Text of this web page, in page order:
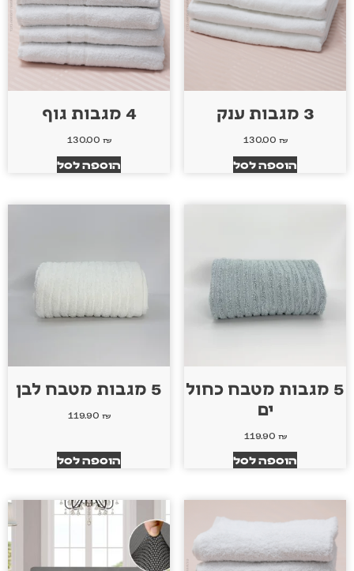
3 מגבות ענק
130.00 ₪
הוספה לסל
4 מגבות גוף
130.00 ₪
הוספה לסל
5 מגבות מטבח כחול
ים
119.90 ₪
הוספה לסל
5 מגבות מטבח לבן
119.90 ₪
הוספה לסל